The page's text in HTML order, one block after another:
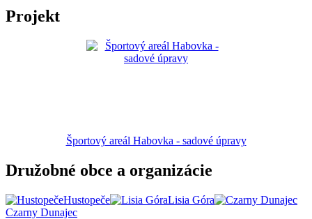
Projekt
Športový areál Habovka - sadové úpravy
Družobné obce a organizácie
Hustopeče
Lisia Góra
Czarny Dunajec